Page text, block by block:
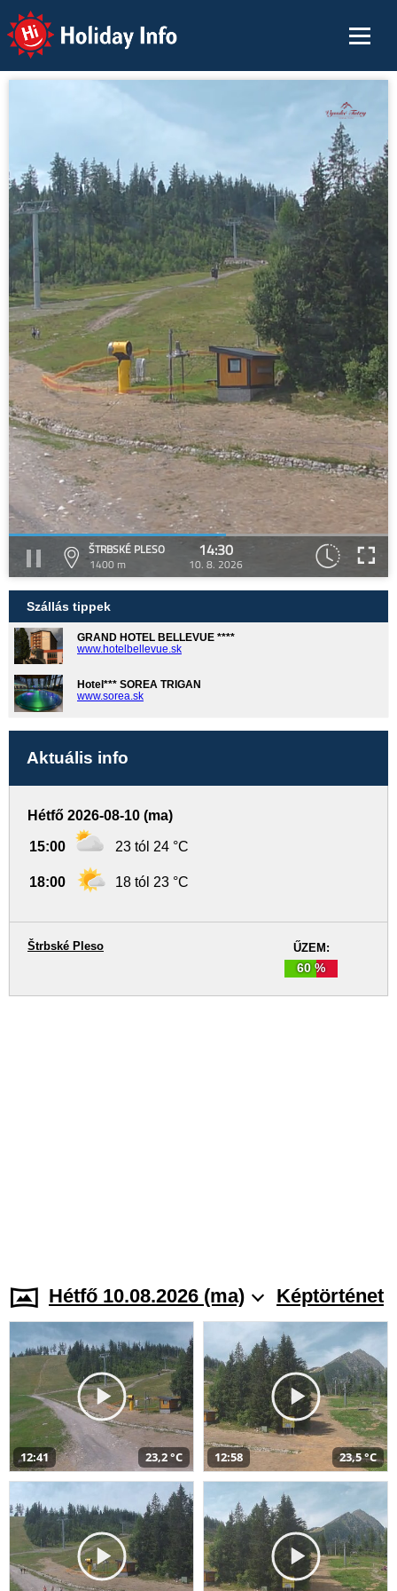
Holiday Info
ŠTRBSKÉ PLESO
1400 m
14:30
10. 8. 2026
Szállás tippek
GRAND HOTEL BELLEVUE ****
www.hotelbellevue.sk
Hotel*** SOREA TRIGAN
www.sorea.sk
Aktuális info
Hétfő 2026-08-10 (ma)
15:00 23 tól 24 °C
18:00 18 tól 23 °C
ŰZEM:
60 %
Štrbské Pleso
Hétfő 10.08.2026 (ma) Képtörténet
12:41 23,2 °C 12:58 23,5 °C